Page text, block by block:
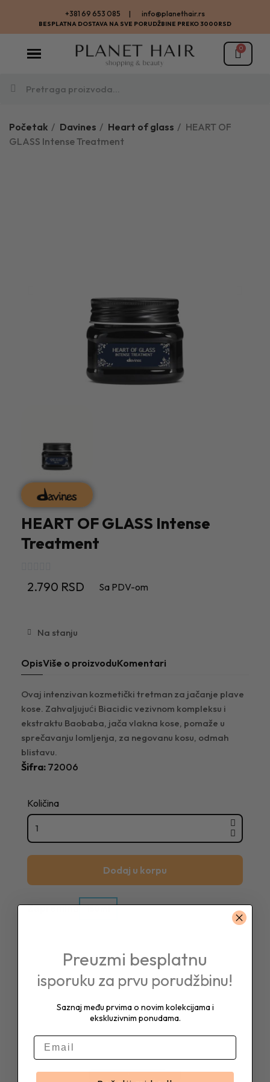
BESPLATNA DOSTAVA NA SVE PORUDŽBINE PREKO 3000RSD
+381 69 653 085 | info@planethair.rs
Početak Davines Heart of glass
HEART OF
GLASS Intense Treatment
HEART OF GLASS Intense
Treatment
2.790 RSD Sa PDV-om
Na stanju
OpisViše o proizvoduKomentari
Ovaj intenzivan kozmetički tretman za jačanje plave
kose. Zahvaljujući Biacidic vezivnom kompleksu i
ekstraktu Baobaba, jača vlakna kose, pomaže u
sprečavanju lomljenja, za negovanu kosu, odmah
blistavu.
Šifra 72006
Količina
Dodaj u korpu
Zapremina 150ml
Preuzmi besplatnu
isporuku za prvu porudžbinu!
Saznaj među prvima o novim kolekcijama i
ekskluzivnim ponudama.
E-mail